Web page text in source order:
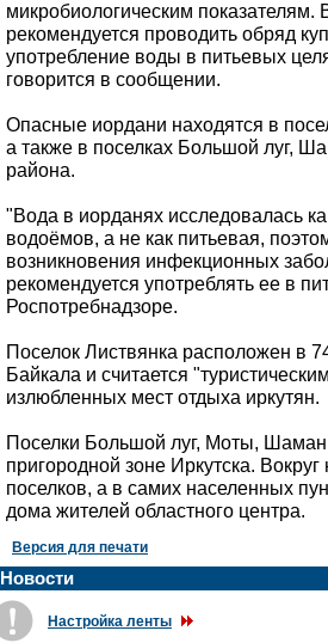
микробиологическим показателям.
рекомендуется проводить обряд
употребление воды в питьевых
говорится в сообщении.
Опасные иордани находятся в
а также в поселках Большой луг,
района.
"Вода в иорданях исследовалась
водоёмов, а не как питьевая,
возникновения инфекционных
рекомендуется употреблять ее в
Роспотребнадзоре.
Поселок Листвянка расположен в
Байкала и считается
излюбленных мест отдыха иркутян.
Поселки Большой луг, Моты,
пригородной зоне Иркутска.
поселков, а в самих населенных
дома жителей областного центра.
Версия для печати
Новости
Настройка ленты